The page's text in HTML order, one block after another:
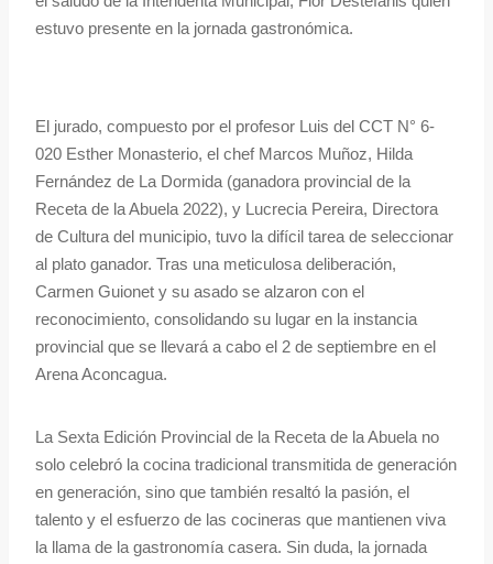
estuvo presente en la jornada gastronómica.
El jurado, compuesto por el profesor Luis del CCT N° 6-
020 Esther Monasterio, el chef Marcos Muñoz, Hilda
Fernández de La Dormida (ganadora provincial de la
Receta de la Abuela 2022), y Lucrecia Pereira, Directora
de Cultura del municipio, tuvo la difícil tarea de seleccionar
al plato ganador. Tras una meticulosa deliberación,
Carmen Guionet y su asado se alzaron con el
reconocimiento, consolidando su lugar en la instancia
provincial que se llevará a cabo el 2 de septiembre en el
Arena Aconcagua.
La Sexta Edición Provincial de la Receta de la Abuela no
solo celebró la cocina tradicional transmitida de generación
en generación, sino que también resaltó la pasión, el
talento y el esfuerzo de las cocineras que mantienen viva
la llama de la gastronomía casera. Sin duda, la jornada